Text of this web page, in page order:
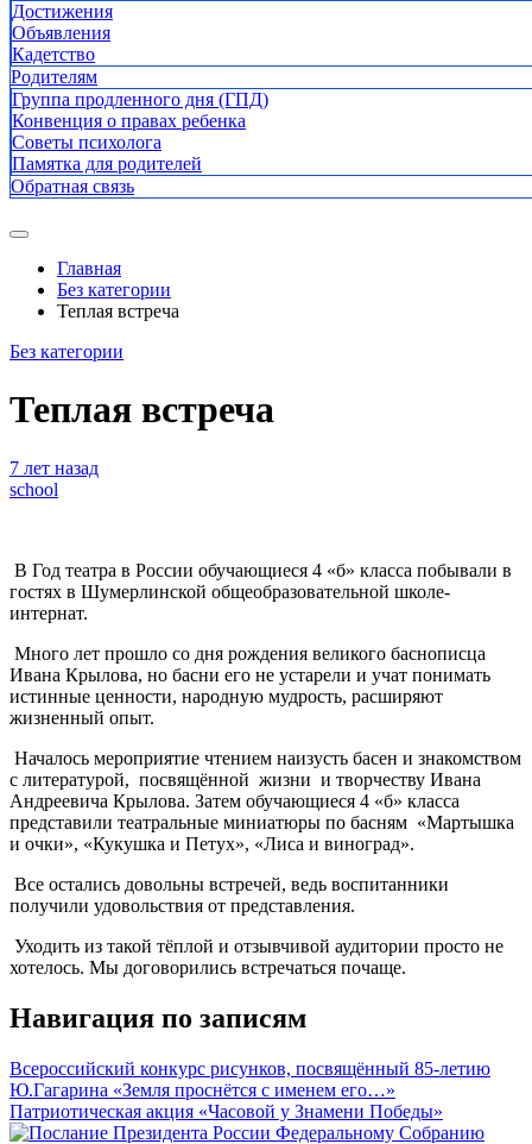
Достижения
Объявления
Кадетство
Родителям
Группа продленного дня (ГПД)
Конвенция о правах ребенка
Советы психолога
Памятка для родителей
Обратная связь
Главная
Без категории
Теплая встреча
Без категории
Теплая встреча
7 лет назад
school
В Год театра в России обучающиеся 4 «б» класса побывали в
гостях в Шумерлинской общеобразовательной школе-
интернат.
Много лет прошло со дня рождения великого баснописца
Ивана Крылова, но басни его не устарели и учат понимать
истинные ценности, народную мудрость, расширяют
жизненный опыт.
Началось мероприятие чтением наизусть басен и знакомством
с литературой, посвящённой жизни и творчеству Ивана
Андреевича Крылова. Затем обучающиеся 4 «б» класса
представили театральные миниатюры по басням «Мартышка
и очки», «Кукушка и Петух», «Лиса и виноград».
Все остались довольны встречей, ведь воспитанники
получили удовольствия от представления.
Уходить из такой тёплой и отзывчивой аудитории просто не
хотелось. Мы договорились встречаться почаще.
Навигация по записям
Всероссийский конкурс рисунков, посвящённый 85-летию
Ю.Гагарина «Земля проснётся с именем его…»
Патриотическая акция «Часовой у Знамени Победы»